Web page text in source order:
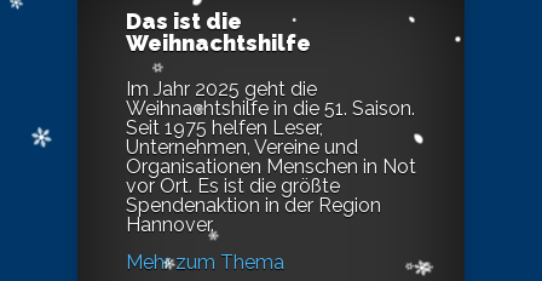
Das ist die
Weihnachtshilfe
Im Jahr 2025 geht die
Weihnachtshilfe in die 51. Saison.
Seit 1975 helfen Leser,
Unternehmen, Vereine und
Organisationen Menschen in Not
vor Ort. Es ist die größte
Spendenaktion in der Region
Hannover.
Mehr zum Thema